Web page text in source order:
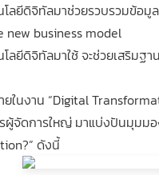
โลยีดิจิทัลมาช่วยรวบรวมข้อมู
new business model
โลยีดิจิทัลมาใช้ จะช่วยเสริม
ในงาน “Digital
ผู้จัดการใหญ่ มาแบ่งปันมุมมอ
ดังนี้